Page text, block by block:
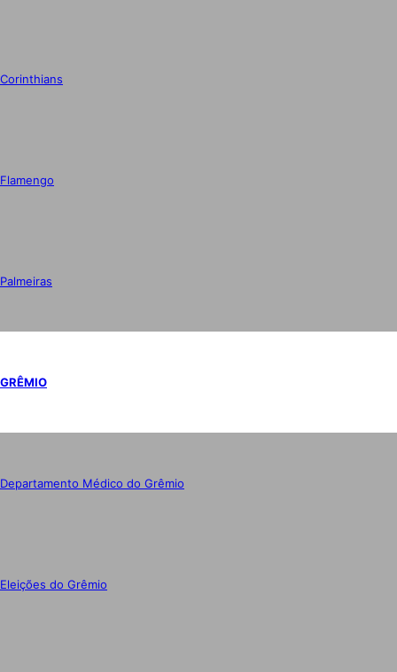
Corinthians
Flamengo
Palmeiras
GRÊMIO
Departamento Médico do Grêmio
Eleições do Grêmio